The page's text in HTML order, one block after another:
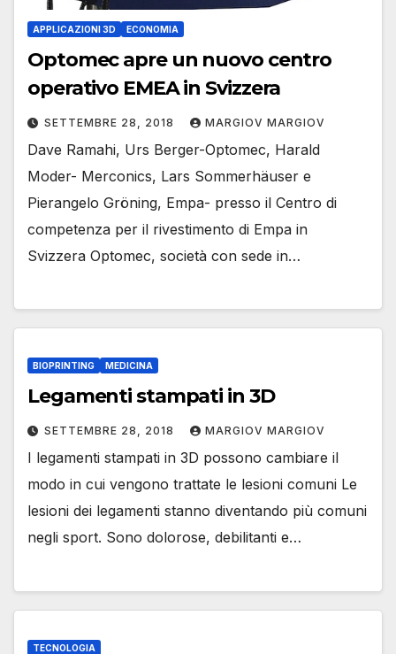
APPLICAZIONI 3D ECONOMIA
Optomec apre un nuovo centro
operativo EMEA in Svizzera
SETTEMBRE 28, 2018 MARGIOV MARGIOV
Dave Ramahi, Urs Berger-Optomec, Harald
Moder- Merconics, Lars Sommerhäuser e
Pierangelo Gröning, Empa- presso il Centro di
competenza per il rivestimento di Empa in
Svizzera Optomec, società con sede in…
BIOPRINTING MEDICINA
Legamenti stampati in 3D
SETTEMBRE 28, 2018 MARGIOV MARGIOV
I legamenti stampati in 3D possono cambiare il
modo in cui vengono trattate le lesioni comuni Le
lesioni dei legamenti stanno diventando più comuni
negli sport. Sono dolorose, debilitanti e…
TECNOLOGIA